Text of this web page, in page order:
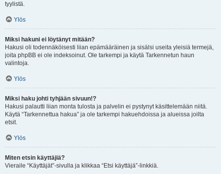
tyylistä.
Ylös
Miksi hakuni ei löytänyt mitään?
Hakusi oli todennäköisesti liian epämääräinen ja sisälsi useita yleisiä termejä,
joita phpBB ei ole indeksoinut. Ole tarkempi ja käytä Tarkennetun haun
valintoja.
Ylös
Miksi haku johti tyhjään sivuun!?
Hakusi palautti liian monta tulosta ja palvelin ei pystynyt käsittelemään niitä.
Käytä “Tarkennettua hakua” ja ole tarkempi hakuehdoissa ja alueissa joilta
etsit.
Ylös
Miten etsin käyttäjiä?
Vieraile “Käyttäjät”-sivulla ja klikkaa “Etsi käyttäjä”-linkkiä.